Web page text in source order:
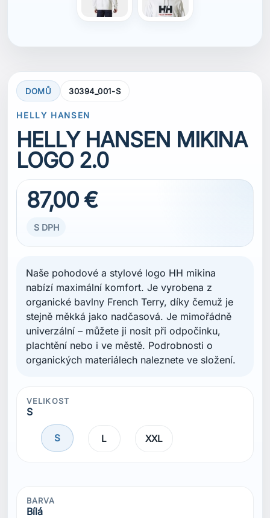
DOMŮ 30394_001-S
HELLY HANSEN
HELLY HANSEN MIKINA
LOGO 2.0
87,00 €
S DPH
Naše pohodové a stylové logo HH mikina
nabízí maximální komfort. Je vyrobena z
organické bavlny French Terry, díky čemuž je
stejně měkká jako nadčasová. Je mimořádně
univerzální – můžete ji nosit při odpočinku,
plachtění nebo i ve městě. Podrobnosti o
organických materiálech naleznete ve složení.
VELIKOST
S
S L XXL
BARVA
Bílá